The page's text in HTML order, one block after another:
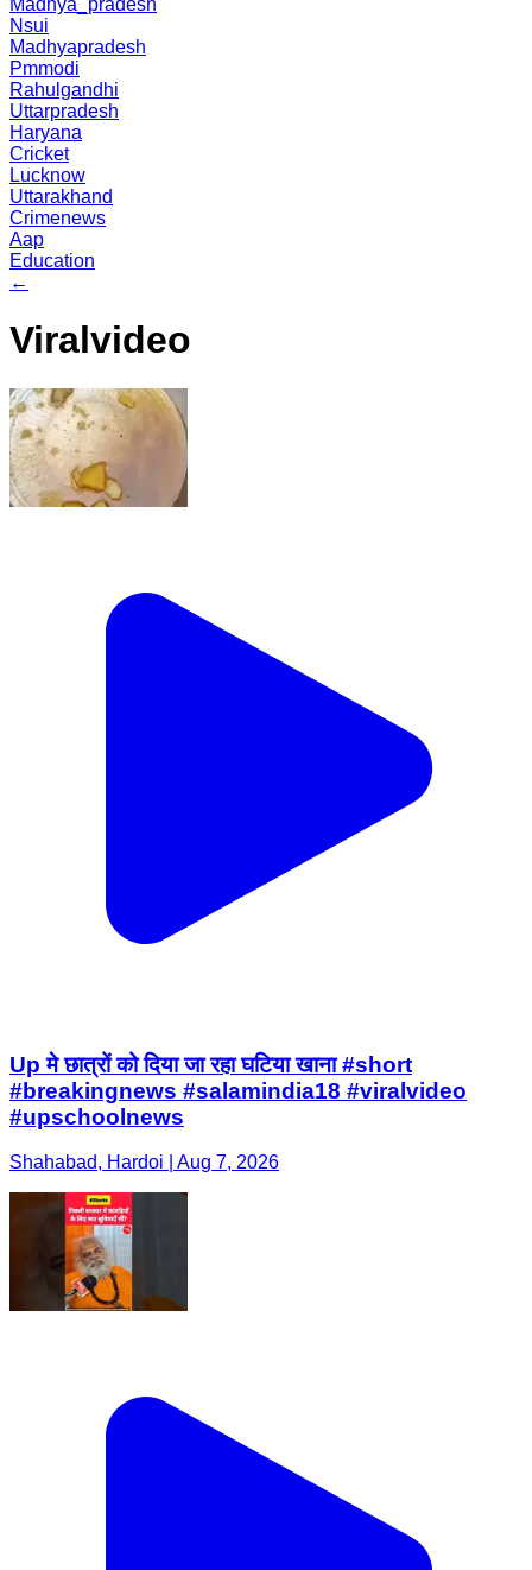
Madhya_pradesh
Nsui
Madhyapradesh
Pmmodi
Rahulgandhi
Uttarpradesh
Haryana
Cricket
Lucknow
Uttarakhand
Crimenews
Aap
Education
←
Viralvideo
Up मे छात्रों को दिया जा रहा घटिया खाना #short
#breakingnews #salamindia18 #viralvideo
#upschoolnews
Shahabad, Hardoi | Aug 7, 2026